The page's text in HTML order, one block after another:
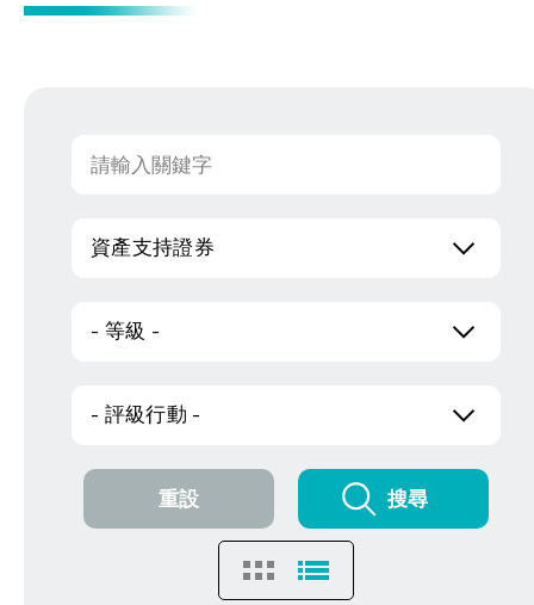
資產支持證券
- 等級 -
- 評級行動 -
重設 搜尋